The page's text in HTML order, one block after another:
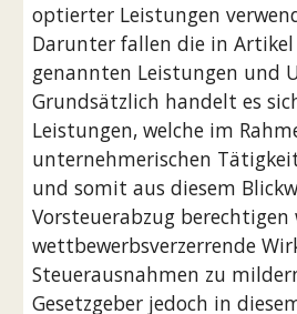
optierter Leistungen
Darunter fallen die in Artikel
genannten Leistungen und
Grundsätzlich handelt es
Leistungen, welche im
unternehmerischen
und somit aus diesem
Vorsteuerabzug
wettbewerbsverzerrende
Steuerausnahmen zu
Gesetzgeber jedoch in